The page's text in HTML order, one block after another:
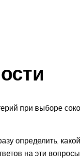
при выборе
определить,
на эти